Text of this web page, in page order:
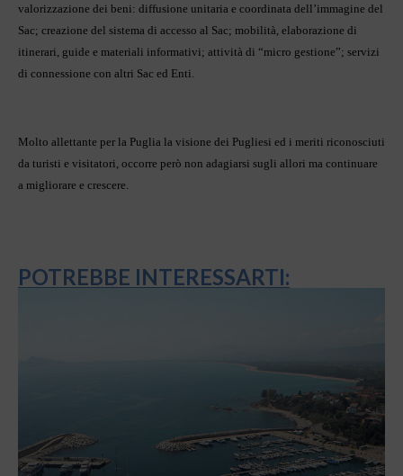
valorizzazione dei beni: diffusione unitaria e coordinata dell’immagine del
Sac; creazione del sistema di accesso al Sac; mobilità, elaborazione di
itinerari, guide e materiali informativi; attività di “micro gestione”; servizi
di connessione con altri Sac ed Enti.
Molto allettante per la Puglia la visione dei Pugliesi ed i meriti riconosciuti
da turisti e visitatori, occorre però non adagiarsi sugli allori ma continuare
a migliorare e crescere.
POTREBBE INTERESSARTI: